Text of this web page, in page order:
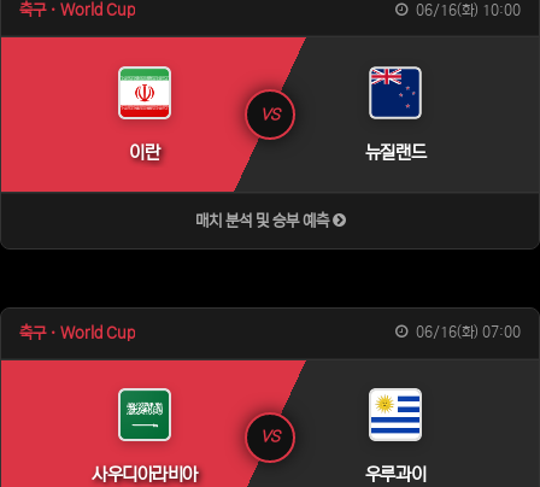
축구 · World Cup 06/16(화) 10:00
이란
VS
뉴질랜드
매치 분석 및 승부 예측
축구 · World Cup 06/16(화) 07:00
사우디아라비아
VS
우루과이